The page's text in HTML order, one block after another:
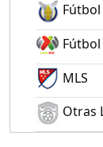
MLS
Otras